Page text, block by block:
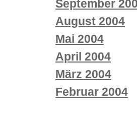
September
August 2004
Mai 2004
April 2004
März 2004
Februar 2004